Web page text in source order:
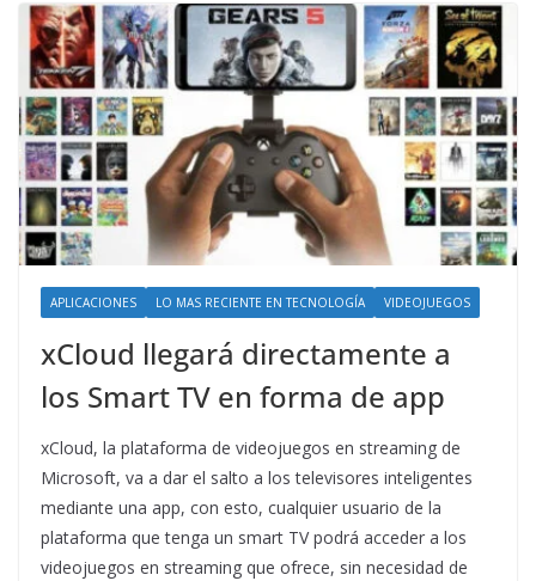
APLICACIONES LO MAS RECIENTE EN TECNOLOGÍA VIDEOJUEGOS
xCloud llegará directamente a
los Smart TV en forma de app
xCloud, la plataforma de videojuegos en streaming de
Microsoft, va a dar el salto a los televisores inteligentes
mediante una app, con esto, cualquier usuario de la
plataforma que tenga un smart TV podrá acceder a los
videojuegos en streaming que ofrece, sin necesidad de